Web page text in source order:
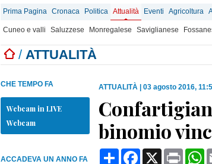
Prima Pagina Cronaca Politica Attualità Eventi Agricoltura
Cuneo e valli Saluzzese Monregalese Saviglianese
/ ATTUALITÀ
CHE TEMPO FA
Webcam in LIVE
Webcam
ACCADEVA UN ANNO FA
ATTUALITÀ 03 agosto 2016,
binomio
CondividiFacebook
X Print